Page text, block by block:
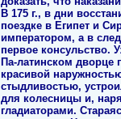
В 175 г., в дни
поездке в Египет и
императором, а в
первое консульство.
Па-латинском дворце
красивой
стыдливостью,
для колесницы и,
гладиаторами.